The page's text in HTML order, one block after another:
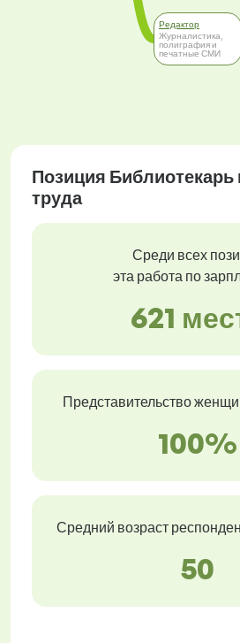
Редактор
Журналистика,
полиграфия и
печатные СМИ
Позиция Библиотекарь
труда
Среди всех
эта работа по
621
Представительство
100%
Средний возраст
50